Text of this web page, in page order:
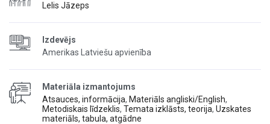
Lelis Jāzeps
Izdevējs
Amerikas Latviešu apvienība
Materiāla izmantojums
Atsauces, informācija, Materiāls angliski/English,
Metodiskais līdzeklis, Temata izklāsts, teorija, Uzskates
materiāls, tabula, atgādne